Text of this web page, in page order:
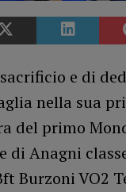
e di
nella sua
del primo
di Anagni
Burzoni VO2